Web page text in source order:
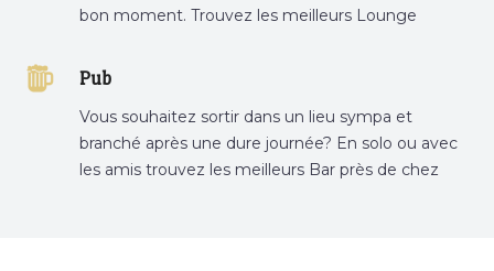
bon moment. Trouvez les meilleurs Lounge
Pub
Vous souhaitez sortir dans un lieu sympa et
branché après une dure journée? En solo ou avec
les amis trouvez les meilleurs Bar près de chez